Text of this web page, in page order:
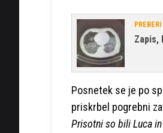
PREBERI
Zapis,
Posnetek se je po
priskrbel pogrebni
Prisotni so bili Luca